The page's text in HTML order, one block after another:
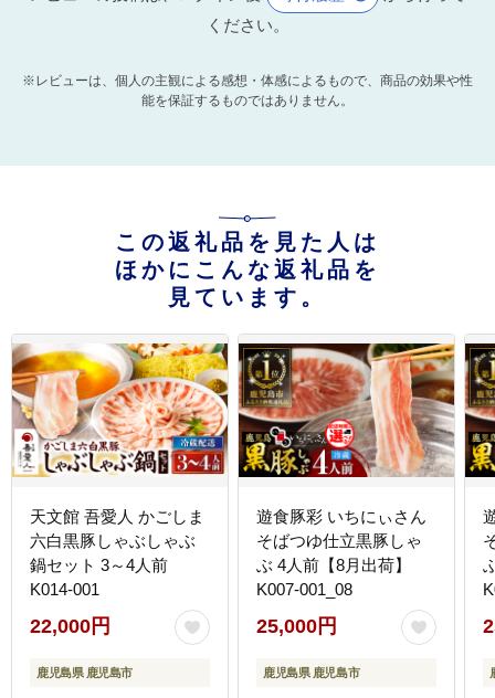
ください。
※レビューは、個人の主観による感想・体感によるもので、商品の効果や性
能を保証するものではありません。
この返礼品を見た人は
ほかにこんな返礼品を
見ています。
天文館 吾愛人 かごしま
六白黒豚しゃぶしゃぶ
鍋セット 3～4人前
K014-001
22,000円
鹿児島県 鹿児島市
遊食豚彩 いちにぃさん
そばつゆ仕立黒豚しゃ
ぶ 4人前【8月出荷】
K007-001_08
25,000円
鹿児島県 鹿児島市